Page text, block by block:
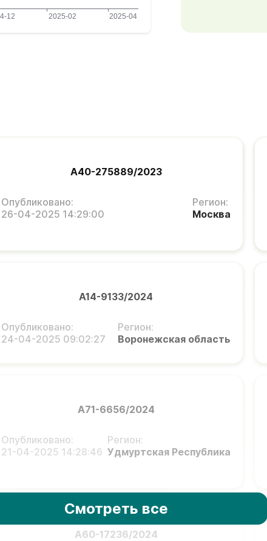
А40-275889/2023
Опубликовано:
26-04-2025 14:29:00
Регион:
Москва
А14-9133/2024
Опубликовано:
24-04-2025 09:02:27
Регион:
Воронежская область
А71-6656/2024
Опубликовано:
21-04-2025 14:28:46
Регион:
Удмуртская Республика
А60-17236/2024
Смотреть все